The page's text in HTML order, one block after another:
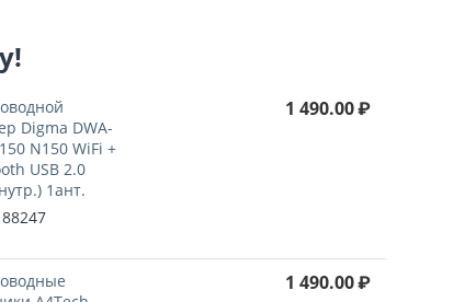
Digma DWA-
N150 WiFi +
USB 2.0
1ант.
88247
1 490.00₽
1 490.00₽